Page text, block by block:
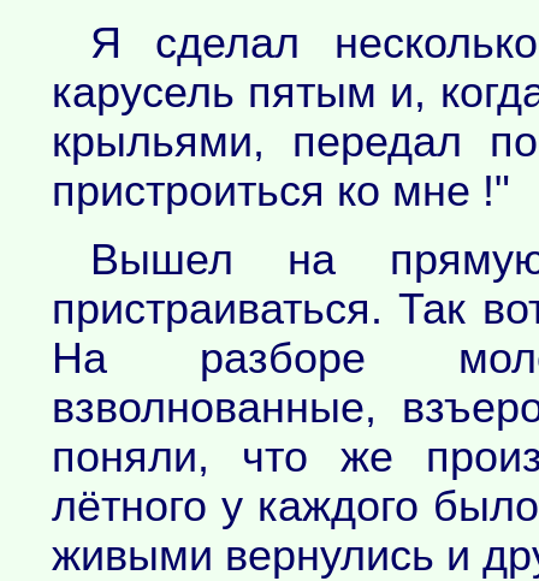
Я сделал
карусель пятым и,
крыльями, передал
пристроиться ко мне !"
Вышел на
пристраиваться. Так
На разборе
взволнованные,
поняли, что же
лётного у каждого
живыми вернулись и